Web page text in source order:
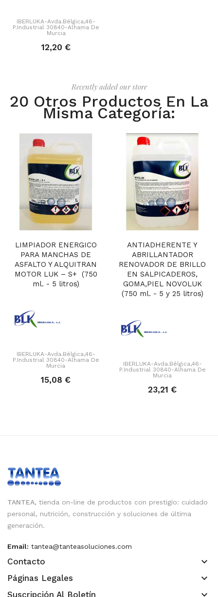
IBERLUKA-Avda.Bélgica,46-
P.Industrial 30840-Alhama De
Murcia
12,20 €
Recently added our store
20 Otros Productos En La
Misma Categoría:
LIMPIADOR ENERGICO
PARA MANCHAS DE
ASFALTO Y ALQUITRAN
MOTOR LUK – S+ (750
ml. - 5 litros)
IBERLUKA-Avda.Bélgica,46-
P.Industrial 30840-Alhama De
Murcia
15,08 €
ANTIADHERENTE Y
ABRILLANTADOR
RENOVADOR DE BRILLO
EN SALPICADEROS,
GOMA,PIEL NOVOLUK
(750 ml. - 5 y 25 litros)
IBERLUKA-Avda.Bélgica,46-
P.Industrial 30840-Alhama De
Murcia
23,21 €
TANTEA, tienda on-line de productos con prestigio: cuidado
personal, nutrición, construcción y soluciones de última
generación.
Email: tantea@tanteasoluciones.com
Contacto keyboard_arrow_down
Páginas Legales keyboard_arrow_down
Suscripción Al Boletín